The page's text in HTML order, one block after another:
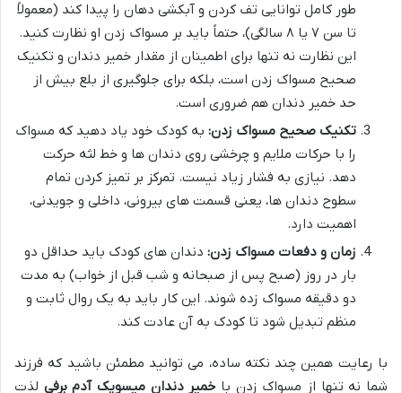
طور کامل توانایی تف کردن و آبکشی دهان را پیدا کند (معمولاً
تا سن ۷ یا ۸ سالگی)، حتماً باید بر مسواک زدن او نظارت کنید.
این نظارت نه تنها برای اطمینان از مقدار خمیر دندان و تکنیک
صحیح مسواک زدن است، بلکه برای جلوگیری از بلع بیش از
حد خمیر دندان هم ضروری است.
تکنیک صحیح مسواک زدن: به کودک خود یاد دهید که مسواک
را با حرکات ملایم و چرخشی روی دندان ها و خط لثه حرکت
دهد. نیازی به فشار زیاد نیست. تمرکز بر تمیز کردن تمام
سطوح دندان ها، یعنی قسمت های بیرونی، داخلی و جویدنی،
اهمیت دارد.
زمان و دفعات مسواک زدن: دندان های کودک باید حداقل دو
بار در روز (صبح پس از صبحانه و شب قبل از خواب) به مدت
دو دقیقه مسواک زده شوند. این کار باید به یک روال ثابت و
منظم تبدیل شود تا کودک به آن عادت کند.
با رعایت همین چند نکته ساده، می توانید مطمئن باشید که فرزند
شما نه تنها از مسواک زدن با خمیر دندان میسویک آدم برفی لذت